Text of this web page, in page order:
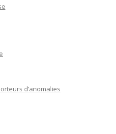
d’anomalies